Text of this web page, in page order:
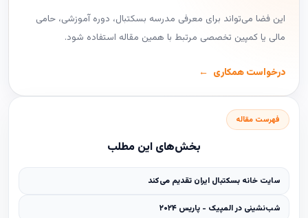
این فضا می‌تواند برای معرفی مدرسه بسکتبال، دوره آموزشی، حامی
مالی یا کمپین تخصصی مرتبط با همین مقاله استفاده شود.
درخواست همکاری
فهرست مقاله
بخش‌های این مطلب
سایت خانه بسکتبال ایران تقدیم می‌کند
شب‌نشینی در المپیک - پاریس ۲۰۲۴